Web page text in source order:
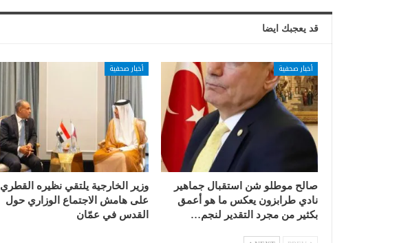
قد يعجبك ايضا
أخبار صحفية
صالح موطلو شن استقبال جماهير
نادي طرابزون يعكس ما هو أعمق
بكثير من مجرد التقدير لنجم…
أخبار صحفية
وزير الخارجية يلتقي نظيره القطري
على هامش الاجتماع الوزاري حول
القدس في عمّان